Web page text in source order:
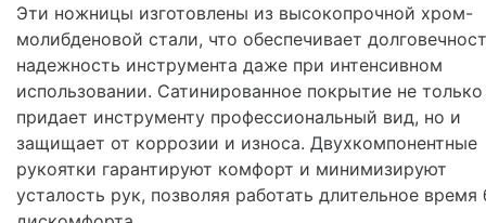
Эти ножницы изготовлены из высокопрочной хром-
молибденовой стали, что обеспечивает
надежность инструмента даже при интенсивном
использовании. Сатинированное покрытие не только
придает инструменту профессиональный вид, но и
защищает от коррозии и износа. Двухкомпонентные
рукоятки гарантируют комфорт и минимизируют
усталость рук, позволяя работать длительное время